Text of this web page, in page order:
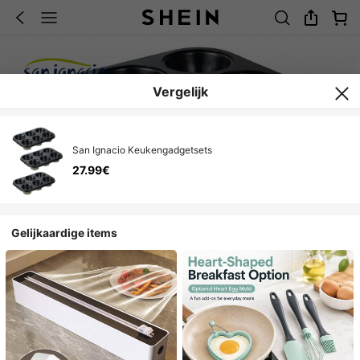
Vergelijk
San Ignacio Keukengadgetsets
27.99€
Gelijkaardige items